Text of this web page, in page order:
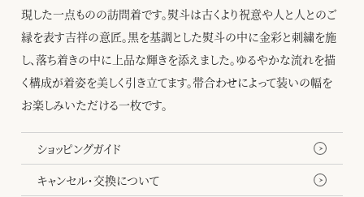
現した一点ものの訪問着です。熨斗は古くより祝意や人と人とのご
縁を表す吉祥の意匠。黒を基調とした熨斗の中に金彩と刺繍を施
し、落ち着きの中に上品な輝きを添えました。ゆるやかな流れを描
く構成が着姿を美しく引き立てます。帯合わせによって装いの幅を
お楽しみいただける一枚です。
ショッピングガイド
キャンセル・交換について